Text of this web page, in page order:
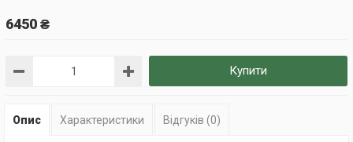
6450 ₴
Купити
Опис Характеристики Відгуків (0)